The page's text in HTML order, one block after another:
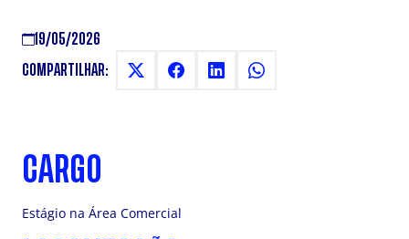
19/05/2026
COMPARTILHAR:
CARGO
Estágio na Área Comercial